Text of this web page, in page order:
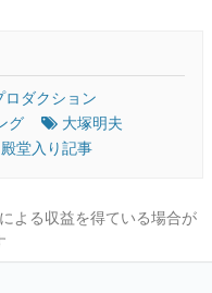
ロダクション
グ
大塚明夫
殿堂入り記事
よる収益を得ている場合が